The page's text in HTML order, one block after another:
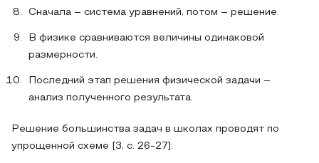
Сначала – система уравнений, потом – решение.
В физике сравниваются величины одинаковой
размерности.
Последний этап решения физической задачи –
анализ полученного результата.
Решение большинства задач в школах проводят по
упрощенной схеме [3, с. 26-27]: